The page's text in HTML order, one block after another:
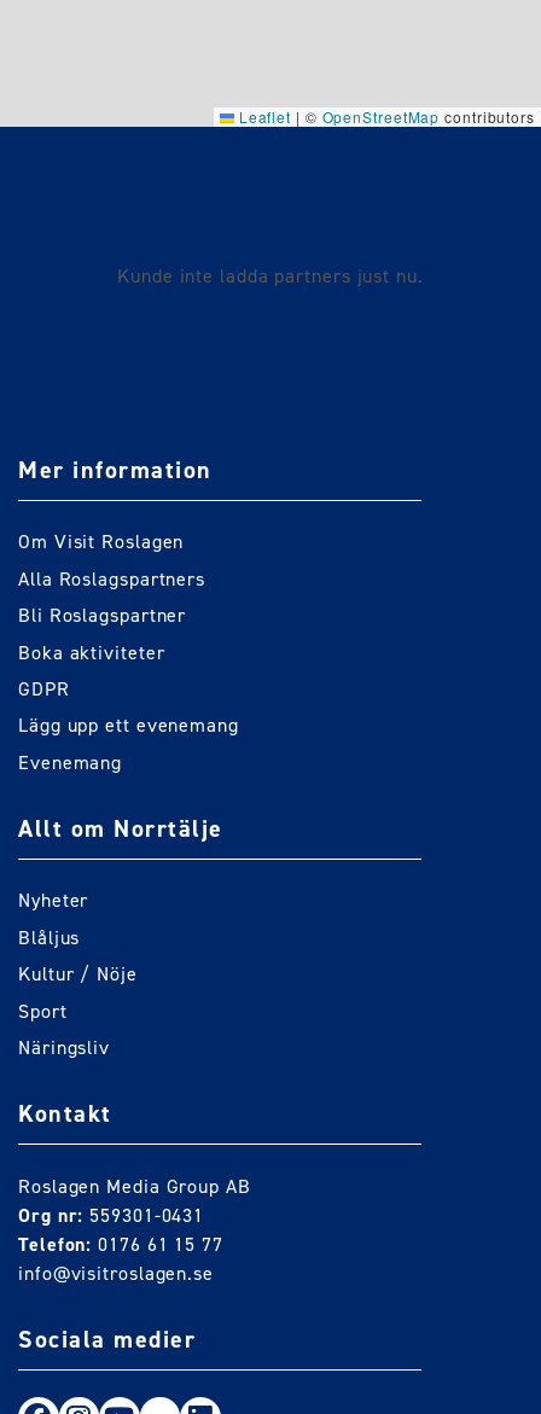
Leaflet | © OpenStreetMap contributors
Kunde inte ladda partners just nu.
Mer information
Om Visit Roslagen
Alla Roslagspartners
Bli Roslagspartner
Boka aktiviteter
GDPR
Lägg upp ett evenemang
Evenemang
Allt om Norrtälje
Nyheter
Blåljus
Kultur / Nöje
Sport
Näringsliv
Kontakt
Roslagen Media Group AB
Org nr: 559301-0431
Telefon: 0176 61 15 77
info@visitroslagen.se
Sociala medier